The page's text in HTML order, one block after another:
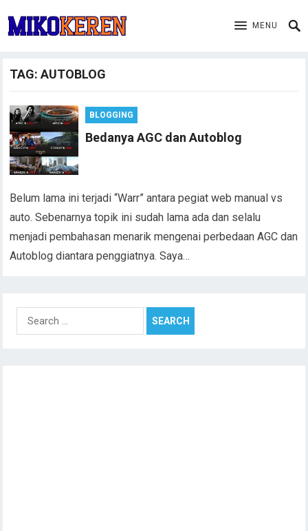
MENU
TAG:AUTOBLOG
BLOGGING
Bedanya AGC dan Autoblog
Belum lama ini terjadi “Warr” antara pegiat web manual vs
auto. Sebenarnya topik ini sudah lama ada dan selalu
menjadi pembahasan menarik mengenai perbedaan AGC dan
Autoblog diantara penggiatnya. Saya…
for: